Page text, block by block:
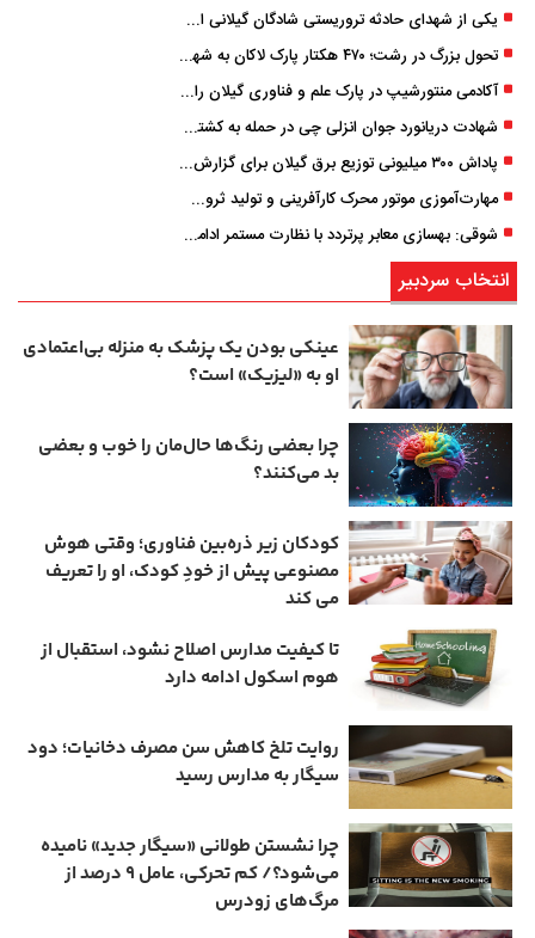
یکی از شهدای حادثه تروریستی شادگان گیلانی است/ شهادت «سینا سیاه‌ نژاد» در درگیری با اشرار مسلح
تحول بزرگ در رشت؛ ۴۷۰ هکتار پارک لاکان به شهر ملحق می‌شود/ انتقال سند به‌ زودی
آکادمی منتورشیپ در پارک علم و فناوری گیلان راه‌اندازی شد
شهادت دریانورد جوان انزلی چی در حمله به کشتی تجاری در دریای کاسپین
پاداش ۳۰۰ میلیونی توزیع برق گیلان برای گزارش ماینرهای غیرمجاز
مهارت‌آموزی موتور محرک کارآفرینی و تولید ثروت است
شوقی: بهسازی معابر پرتردد با نظارت مستمر ادامه دارد
انتخاب سردبیر
عینکی‌ بودن یک پزشک به منزله بی‌اعتمادی
او به «لیزیک» است؟
چرا بعضی رنگ‌ها حال‌مان را خوب و بعضی
بد می‌کنند؟
کودکان زیر ذره‌بین فناوری؛ وقتی هوش
مصنوعی پیش از خودِ کودک، او را تعریف
می ‌کند
تا کیفیت مدارس اصلاح نشود، استقبال از
هوم ‌اسکول ادامه دارد
روایت تلخ کاهش سن مصرف دخانیات؛ دود
سیگار به مدارس رسید
چرا نشستن طولانی «سیگار جدید» نامیده
می‌شود؟/ کم‌ تحرکی، عامل ۹ درصد از
مرگ‌های زودرس